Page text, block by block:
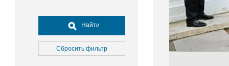
Досуг, туризм и отдых
Культура
Медицина
Найти
Сбросить фильтр